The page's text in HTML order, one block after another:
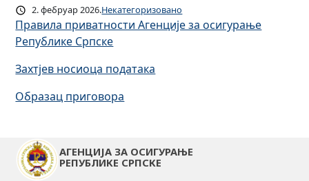
2. фебруар 2026.Некатегоризовано
Правила приватности Агенције за осигурање
Републике Српске
Захтјев носиоца података
Образац приговора
АГЕНЦИЈА ЗА ОСИГУРАЊЕ
РЕПУБЛИКЕ СРПСКЕ